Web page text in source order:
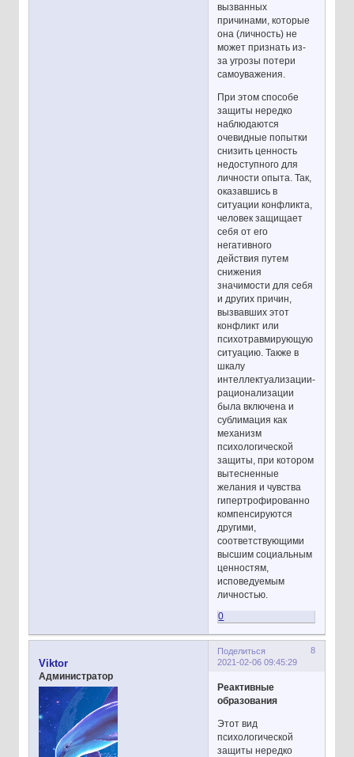
вызванных
причинами, которые
она (личность) не
может признать из-
за угрозы потери
самоуважения.
При этом способе
защиты нередко
наблюдаются
очевидные попытки
снизить ценность
недоступного для
личности опыта. Так,
оказавшись в
ситуации конфликта,
человек защищает
себя от его
негативного
действия путем
снижения
значимости для себя
и других причин,
вызвавших этот
конфликт или
психотравмирующую
ситуацию. Также в
шкалу
интеллектуализации-
рационализации
была включена и
сублимация как
механизм
психологической
защиты, при котором
вытесненные
желания и чувства
гипертрофированно
компенсируются
другими,
соответствующими
высшим социальным
ценностям,
исповедуемым
личностью.
0
Поделиться
8
2021-02-06 09:45:29
Viktor
Администратор
Реактивные
образования
Этот вид
психологической
защиты нередко